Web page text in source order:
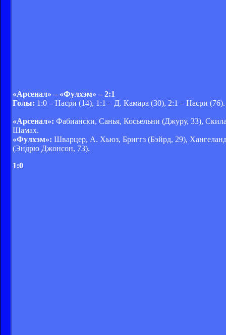
«Арсенал» – «Фулхэм» – 2:1
Голы: 1:0 – Насри (14), 1:1 – Д. Камара (30), 2:1 – Насри (76).
«Арсенал»: Фабиански, Санья, Косьельни (Джуру, 33),
Шамах.
«Фулхэм»: Шварцер, А. Хьюз, Бриггз (Бэйрд, 29),
(Эндрю Джонсон, 73).
1:0